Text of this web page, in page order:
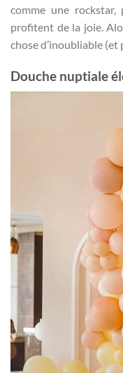
comme une
profitent de la joie.
chose d’inoubliable (et
Douche nuptiale